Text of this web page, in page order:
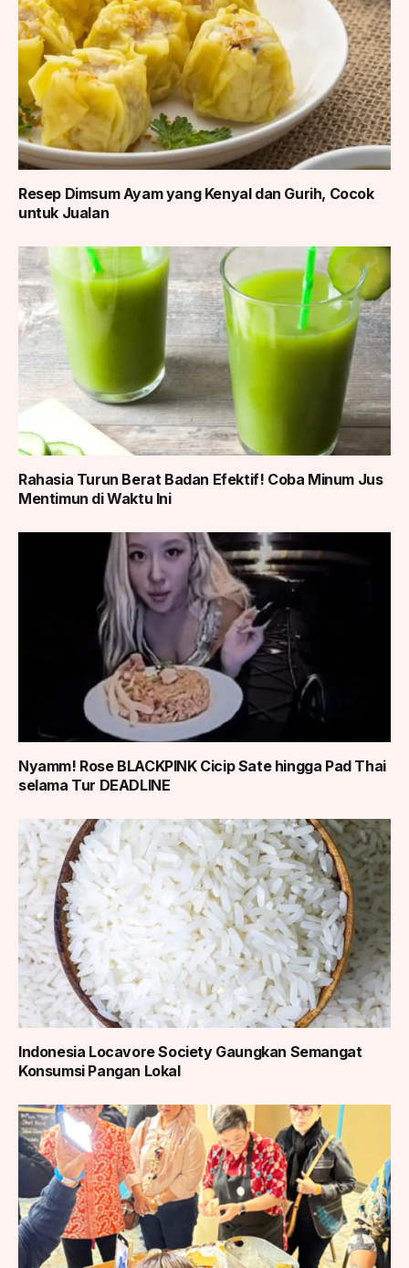
Resep Dimsum Ayam yang Kenyal dan Gurih, Cocok
untuk Jualan
Rahasia Turun Berat Badan Efektif! Coba Minum Jus
Mentimun di Waktu Ini
Nyamm! Rose BLACKPINK Cicip Sate hingga Pad Thai
selama Tur DEADLINE
Indonesia Locavore Society Gaungkan Semangat
Konsumsi Pangan Lokal